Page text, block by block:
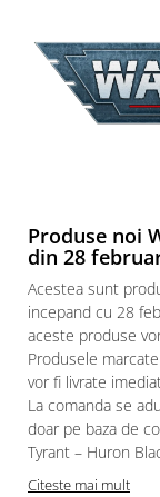
Mandala
Puzzle 24 piese
Puzzle-uri
Puzzle 275 piese
Warhammer
Warhammer 40K
Age of Sigmar
Paints & Tools
Starter Sets
Books and Codex
Produse noi
din 28
Acestea sunt
incepand cu 28
aceste produse
Produsele
vor fi livrate
La comanda se
doar pe baza de
Tyrant – Huron
Citeste mai mult